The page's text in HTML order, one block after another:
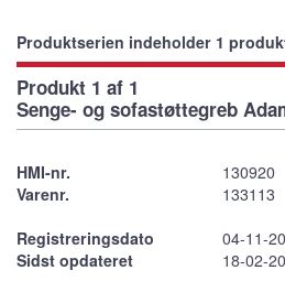
Produktserien indeholder 1
Produkt 1 af 1
Senge- og sofastøttegreb
HMI-nr.
130920
Varenr.
133113
Registreringsdato
04-11-
Sidst opdateret
18-02-